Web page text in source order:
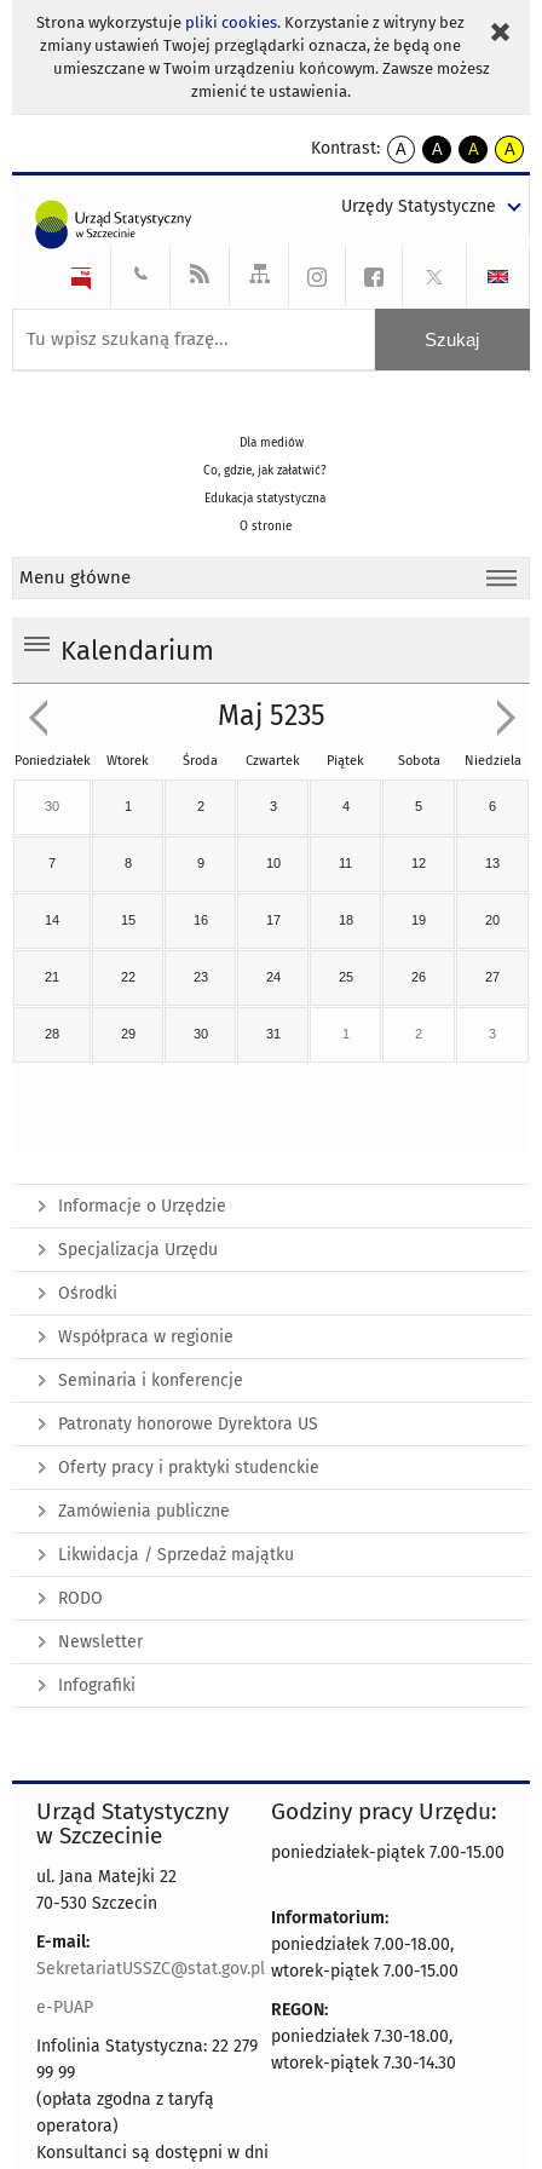
Strona wykorzystuje pliki cookies. Korzystanie z witryny bez
zmiany ustawień Twojej przeglądarki oznacza, że będą one
umieszczane w Twoim urządzeniu końcowym. Zawsze możesz
zmienić te ustawienia.
Kontrast:
A
kontrast
A
kontrast
tekst
czarnym
A
kontrast
tekst
czarnym
A
tekst
żółtym
Urzędy Statystyczne
Dla mediów
Co, gdzie, jak załatwić?
Edukacja statystyczna
O stronie
Menu główne
Kalendarium
Maj 5235
Poniedziałek Wtorek Środa Czwartek Piątek Sobota Niedziela
30 1 2 3 4 5 6
7 8 9 10 11 12 13
14 15 16 17 18 19 20
21 22 23 24 25 26 27
28 29 30 31 1 2 3
Informacje o Urzędzie
Specjalizacja Urzędu
Ośrodki
Współpraca w regionie
Seminaria i konferencje
Patronaty honorowe Dyrektora US
Oferty pracy i praktyki studenckie
Zamówienia publiczne
Likwidacja / Sprzedaż majątku
RODO
Newsletter
Infografiki
Urząd Statystyczny
w Szczecinie
ul. Jana Matejki 22
70-530 Szczecin
E-mail:
SekretariatUSSZC@stat.gov.pl
e-PUAP
Infolinia Statystyczna: 22 279
99 99
(opłata zgodna z taryfą
operatora)
Konsultanci są dostępni w dni
Godziny pracy Urzędu:
poniedziałek-piątek 7.00-15.00
Informatorium:
poniedziałek 7.00-18.00,
wtorek-piątek 7.00-15.00
REGON:
poniedziałek 7.30-18.00,
wtorek-piątek 7.30-14.30